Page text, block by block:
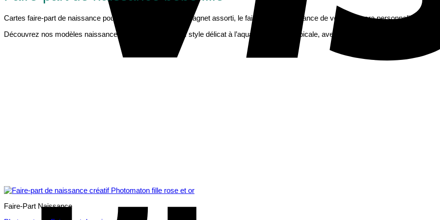
Cartes faire-part de naissance pour fille. Avec ou sans le magnet assorti, le faire-part de naissance de votre fille sera personnalisé avec
Découvrez nos modèles naissance pour les bébés filles : style délicat à l’aquarelle, jungle tropicale, avec fond kraft, avec ou sans
Faire-Part Naissance